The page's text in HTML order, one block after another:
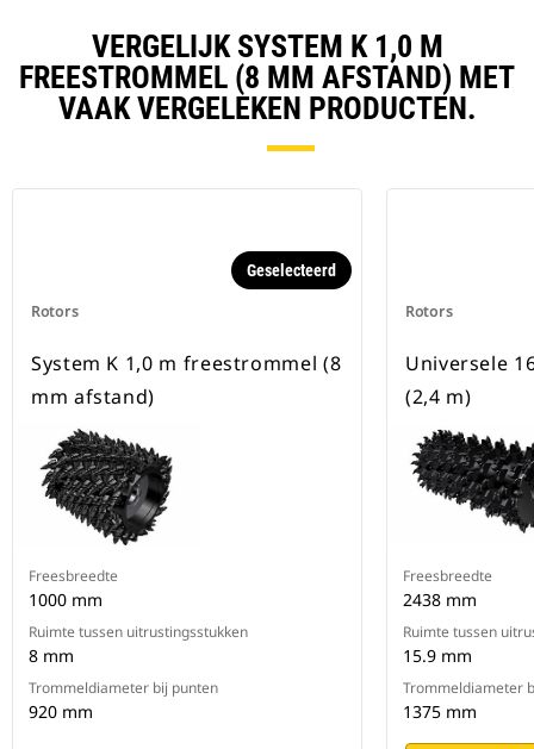
VERGELIJK SYSTEM K 1,0 M
FREESTROMMEL (8 MM AFSTAND) MET
VAAK VERGELEKEN PRODUCTEN.
Rotors
Geselecteerd
System K 1,0 m freestrommel (8
mm afstand)
Freesbreedte
1000 mm
Ruimte tussen uitrustingsstukken
8 mm
Trommeldiameter bij punten
920 mm
Rotors
Universele
(2,4 m)
Freesbreedte
2438 mm
Ruimte tussen
15.9 mm
Trommeldiameter
1375 mm